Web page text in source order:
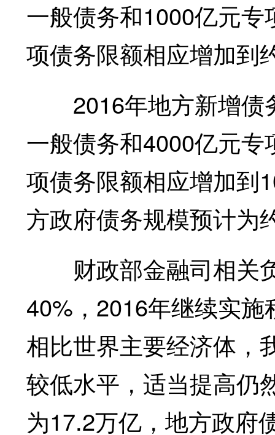
一般债务和1000亿元
项债务限额相应增加到
2016年地方新增债
一般债务和4000亿元
项债务限额相应增加到
方政府债务规模预计为
财政部金融司相关
40%，2016年继续实
相比世界主要经济体，
较低水平，适当提高仍
为17.2万亿，地方政府